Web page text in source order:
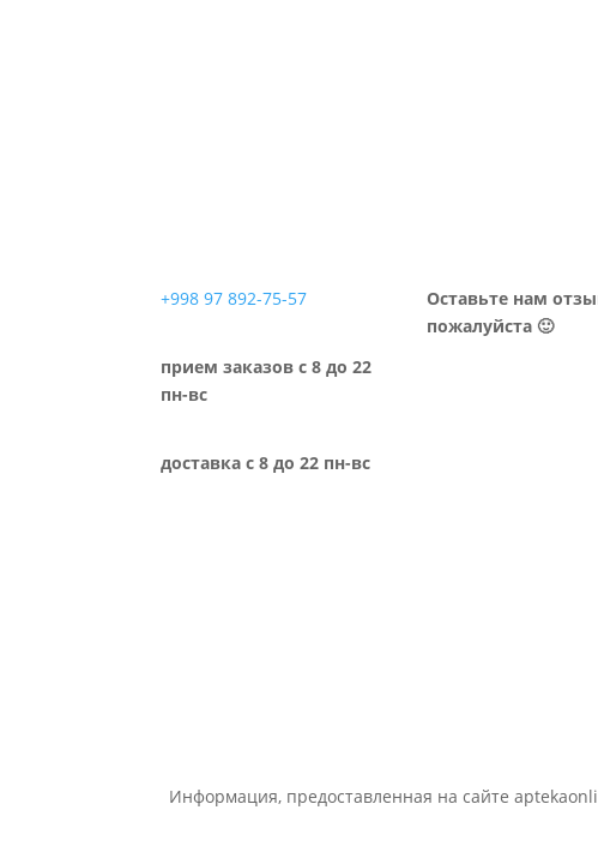
+998 97 892-75-57
прием заказов с 8 до 22
пн-вс
доставка с 8 до 22 пн-вс
Оставьте нам
пожалуйста 🙂
Информация, предоставленная на сайте